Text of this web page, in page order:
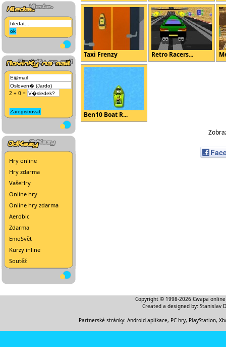
2 + 0 =
Hry online
Hry zdarma
VašeHry
Online hry
Online hry zdarma
Aerobic
Zdarma
EmoSvět
Kurzy inline
Soutěž
Taxi Frenzy Retro Racers...
Ben10 Boat R...
Copyright © 1998-2026 Cwapa
Created a designed by: Stanislav
Partnerské stránky: Android aplikace, PC hry, PlayStation,